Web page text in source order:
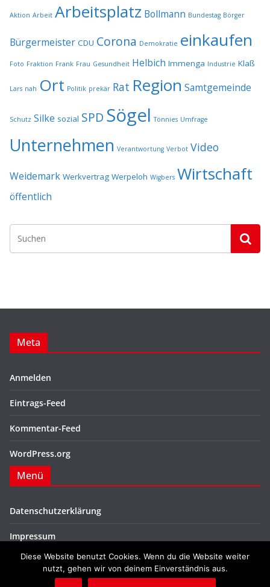
Aktion Arbeit Arbeitsplatz Bollmann Bundestag Börger
Bürgermeister CDU Corona Demokratie einkaufen
Foto Fraktion Frank Frau Gesundheit Helbich Immenga Industrie Klaß
Lars nah Ort Politik prekär Rat Region Samtgemeinde
Schutz Silke sozial SPD Sögel Tönnies Umfrage
Unternehmen Verantwortung Verbot Video
Weidemark Werkvertrag Werpeloh Wigbers Wirtschaft
öffentlich
Meta
Anmelden
Eintrags-Feed
Kommentar-Feed
WordPress.org
Menü
Datenschutzerklärung
Impressum
Diese Website benutzt Cookies. Wenn du die Website weiter
nutzt, gehen wir von deinem Einverständnis aus.